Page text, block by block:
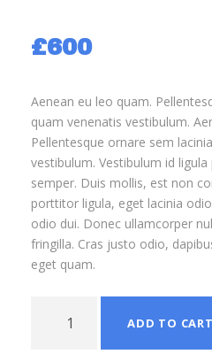
£600
Aenean eu leo quam.
quam venenatis vestibulum.
Pellentesque ornare sem
vestibulum. Vestibulum id
semper. Duis mollis, est non
porttitor ligula, eget lacinia
odio dui. Donec ullamcorper
fringilla. Cras justo odio,
eget quam.
ADD TO CART